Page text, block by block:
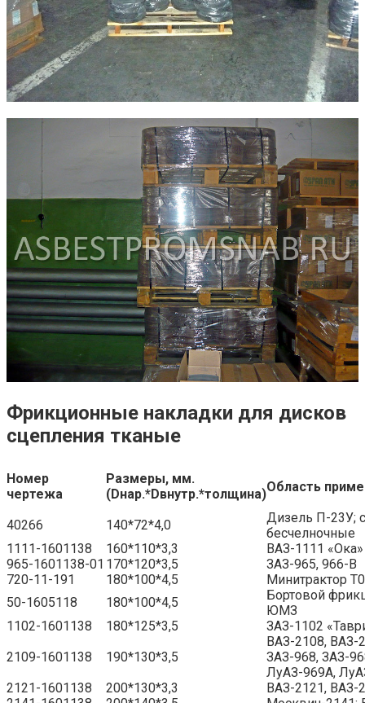
Фрикционные накладки для дисков
сцепления тканые
Номер
чертежа
Размеры, мм.
(Dнар.*Dвнутр.*толщина)Область
40266 140*72*4,0
Дизель П-23У;
бесчелночные
1111-1601138
160*110*3,3
ВАЗ-1111 «Ока»
965-1601138-01 170*120*3,5
ЗАЗ-965, 966-В
720-11-191
180*100*4,5
Минитрактор
50-1605118
180*100*4,5
Бортовой
ЮМЗ
1102-1601138
180*125*3,5
ЗАЗ-1102
2109-1601138
190*130*3,5
ВАЗ-2108, ВАЗ-
ЗАЗ-968, ЗАЗ-
ЛуАЗ-969А,
2121-1601138
200*130*3,3
ВАЗ-2121, ВАЗ-